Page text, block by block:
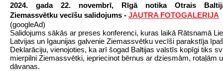
2024. gada 22. novembrī, Rīgā notika Otrais
Ziemassvētku vecīšu salidojums - JAUTRA FOTOGALERIJA
(googleAd)
Salidojums sākās ar preses konferenci, kuras laikā Rātsnamā
Latvijas un Igaunijas galvenie Ziemassvētku vecīši parakstīja
Deklarāciju, vienojoties, ka arī šogad Baltijas valstīs kopīgi tiks
mierpilni Ziemassvētki, iepriecinot bērnus ar dziesmām, rotaļām
dāvanas.